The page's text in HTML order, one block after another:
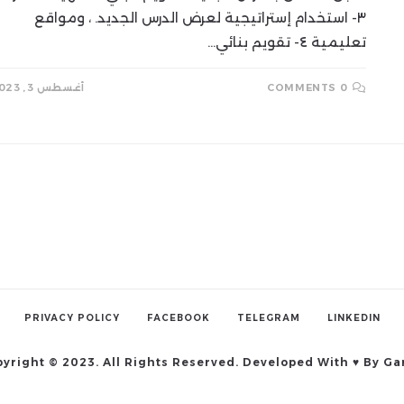
٣- استخدام إستراتيجية لعرض الدرس الجديد. ، ومواقع
تعليمية ٤- تقويم بنائي…
0 COMMENTS أغسطس 3, 2023
LINKEDIN
TELEGRAM
FACEBOOK
PRIVACY POLICY
© 2023. All Rights Reserved. Developed With ♥ By